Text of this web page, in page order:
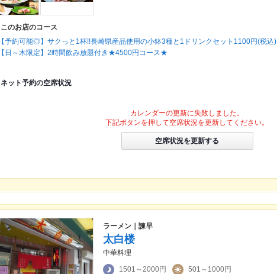
このお店のコース
【予約可能◎】サクっと1杯!!長崎県産品使用の小鉢3種と1ドリンクセット1100円(税込)
【日～木限定】2時間飲み放題付き★4500円コース★
ネット予約の空席状況
カレンダーの更新に失敗しました。
下記ボタンを押して空席状況を更新してください。
空席状況を更新する
ラーメン｜諫早
太白楼
中華料理
1501～2000円
501～1000円